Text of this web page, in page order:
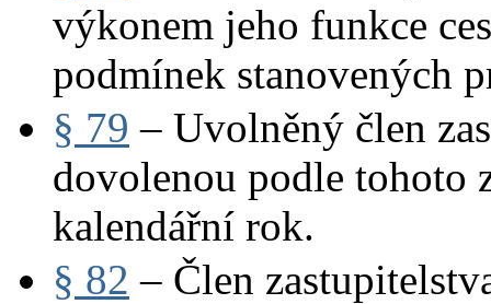
výkonem jeho funkce
podmínek stanovených
§ 79 – Uvolněný člen
dovolenou podle tohoto
kalendářní rok.
§ 82 – Člen